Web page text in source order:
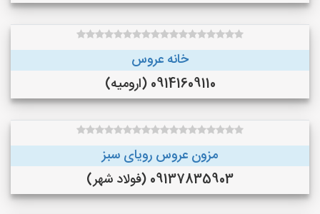
خانه عروس
09141609110 (ارومیه)
مزون عروس رویای سبز
09137835903 (فولاد شهر)